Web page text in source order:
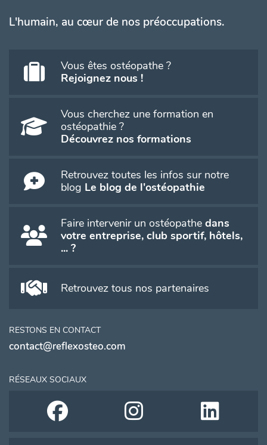
L'humain, au cœur de nos préoccupations.
Vous êtes ostéopathe ?
Rejoignez nous !
Vous cherchez une formation en
ostéopathie ?
Découvrez nos formations
Retrouvez toutes les infos sur notre
blog Le blog de l'ostéopathie
Faire intervenir un ostéopathe dans
votre entreprise, club sportif, hôtels,
... ?
Retrouvez tous nos partenaires
RESTONS EN CONTACT
contact@reflexosteo.com
RÉSEAUX SOCIAUX